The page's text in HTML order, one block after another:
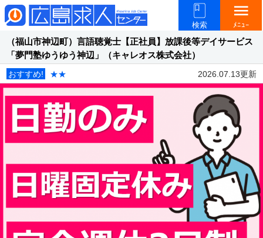
検索
menu
ﾒﾆｭｰ
（福山市神辺町）言語聴覚士【正社員】放課後等デイサービス
「夢門塾ゆうゆう神辺」（キャレオス株式会社）
おすすめ! ★★ 2026.07.13更新